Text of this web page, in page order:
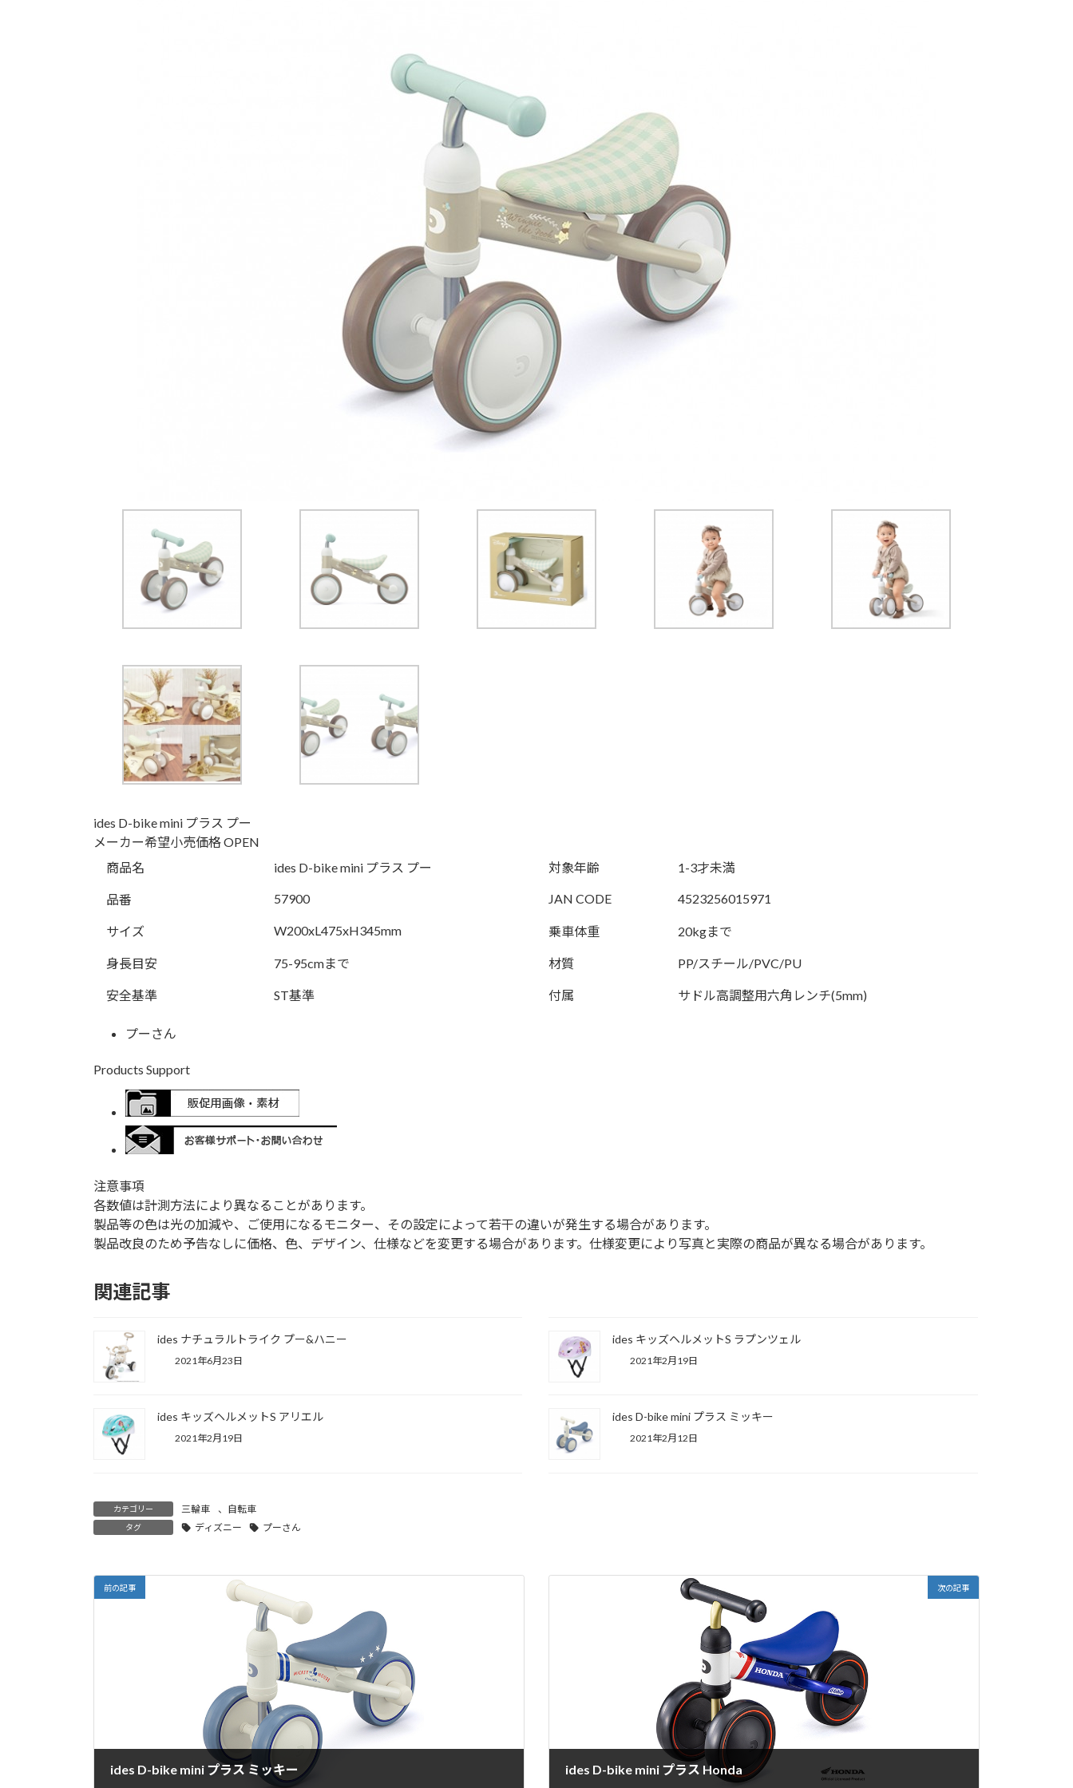
ides D-bike mini プラス プー
メーカー希望小売価格 OPEN
商品名
ides D-bike mini プラス プー 対象年齢 1-3才未満
品番 57900 JAN CODE 4523256015971
サイズ W200xL475xH345mm 乗車体重 20kgまで
身長目安 75-95cmまで 材質 PP/スチール/PVC/PU
安全基準 ST基準 付属 サドル高調整用六角レンチ(5mm)
プーさん
Products Support
注意事項
各数値は計測方法により異なることがあります。
製品等の色は光の加減や、ご使用になるモニター、その設定によって若干の違いが発生する場合があります。
製品改良のため予告なしに価格、色、デザイン、仕様などを変更する場合があります。仕様変更により写真と実際の商品が異なる場合があります。
関連記事
ides ナチュラルトライク プー&ハニー
2021年6月23日
ides キッズヘルメットS ラプンツェル
2021年2月19日
ides キッズヘルメットS アリエル
2021年2月19日
ides D-bike mini プラス ミッキー
2021年2月12日
カテゴリー 三輪車 、 自転車
タグ ディズニー プーさん
前の記事
ides D-bike mini プラス ミッキー
次の記事
ides D-bike mini プラス Honda